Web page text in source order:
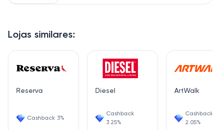
Lojas similares:
Reserva
Cashback 3%
Diesel
Cashback
3.25%
ArtWalk
Cashback
2.05%